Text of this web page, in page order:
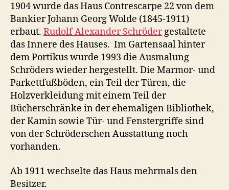
1904 wurde das Haus Contrescarpe 22 von dem
Bankier Johann Georg Wolde (1845-1911)
erbaut. Rudolf Alexander Schrödergestaltete
das Innere des Hauses. Im Gartensaal hinter
dem Portikus wurde 1993 die Ausmalung
Schröders wieder hergestellt. Die Marmor- und
Parkettfußböden, ein Teil der Türen, die
Holzverkleidung mit einem Teil der
Bücherschränke in der ehemaligen Bibliothek,
der Kamin sowie Tür- und Fenstergriffe sind
von der Schröderschen Ausstattung noch
vorhanden.
Ab 1911 wechselte das Haus mehrmals den
Besitzer.